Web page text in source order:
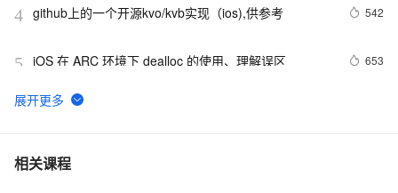
4 github上的一个开源kvo/kvb实现（ios),供参考 542
5 iOS 在 ARC 环境下 dealloc 的使用、理解误区 653
6
xcode反汇编调试iOS模拟器程序（六）函数出入口处的
7 IOS中处理解析数据用JSON上传的对象和可以是JSON
相关课程